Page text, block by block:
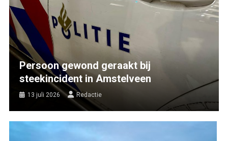
Persoon gewond geraakt bij
steekincident in Amstelveen
13 juli 2026 Redactie